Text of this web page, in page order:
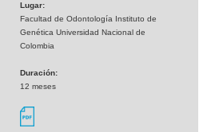
Lugar:
Facultad de Odontología Instituto de
Genética Universidad Nacional de
Colombia
Duración:
12 meses